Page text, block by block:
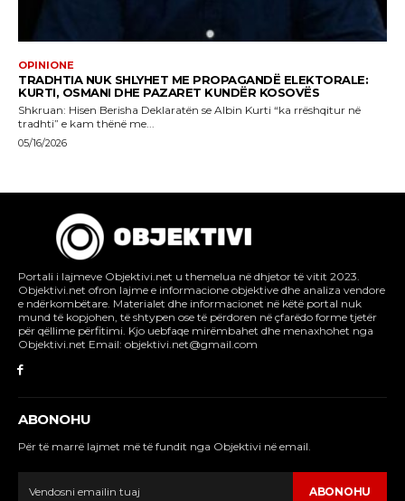
Portali i lajmeve Objektivi.net u themelua në dhjetor të vitit 2023.
Objektivi.net ofron lajme e informacione objektive dhe analiza vendore
e ndërkombëtare. Materialet dhe informacionet në këtë portal nuk
mund të kopjohen, të shtypen ose të përdoren në çfarëdo forme tjetër
për qëllime përfitimi. Kjo uebfaqe mirëmbahet dhe menaxhohet nga
Objektivi.net Email: objektivi.net@gmail.com
ABONOHU
Për të marrë lajmet më të fundit nga Objektivi në email.
ABONOHU